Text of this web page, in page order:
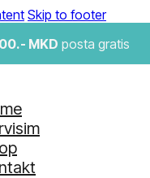
Skip to footer
MKD posta gratis